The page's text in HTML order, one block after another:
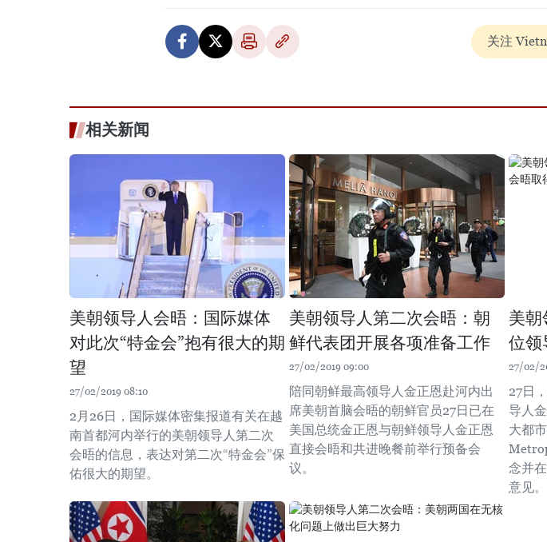
关注
相关新闻
美朝领导人会晤：国际媒体
对此次“特金会”抱有很大的期
望
27/02/2019 08:10
2月26日，国际媒体密集报道有关在越
南首都河内举行的美朝领导人第二次
会晤的信息，表达对第二次“特金会”保
佑很大的期望。
美朝领导人第二次会晤：朝
鲜代表团开展各项准备工作
27/02/2019 09:00
陪同朝鲜最高领导人金正恩赴河内出
席美朝首脑会晤的朝鲜官员27日已在
美国总统金正恩与朝鲜领导人金正恩
直接会晤和共进晚餐前举行预备会
议。
美朝
位领
27/02/
27日
导人
大都
念并
意见。